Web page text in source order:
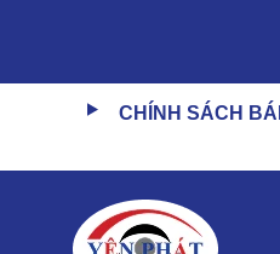
Hỗ trợ cung cấp khí
CHÍNH SÁCH